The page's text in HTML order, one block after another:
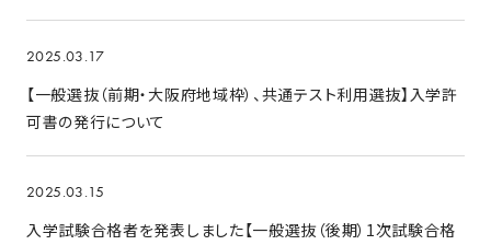
2025.03.17
【一般選抜（前期・大阪府地域枠）、共通テスト利用選抜】入学許
可書の発行について
2025.03.15
入学試験合格者を発表しました【一般選抜（後期）1次試験合格